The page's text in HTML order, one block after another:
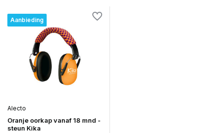
Aanbieding
Alecto
Oranje oorkap vanaf 18 mnd -
steun Kika